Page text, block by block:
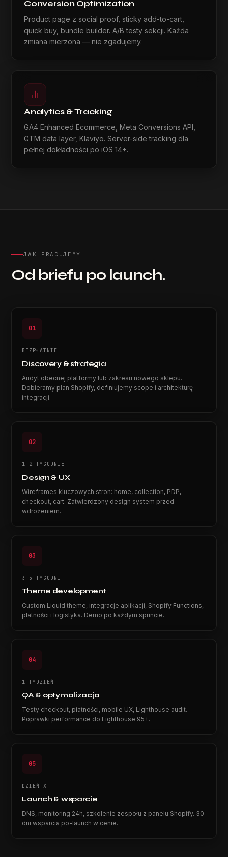
Conversion Optimization
Product page z social proof, sticky add-to-cart,
quick buy, bundle builder. A/B testy sekcji. Każda
zmiana mierzona — nie zgadujemy.
Analytics & Tracking
GA4 Enhanced Ecommerce, Meta Conversions API,
GTM data layer, Klaviyo. Server-side tracking dla
pełnej dokładności po iOS 14+.
JAK PRACUJEMY
Od briefu po launch.
01
BEZPŁATNIE
Discovery & strategia
Audyt obecnej platformy lub zakresu nowego sklepu.
Dobieramy plan Shopify, definiujemy scope i architekturę
integracji.
02
1–2 TYGODNIE
Design & UX
Wireframes kluczowych stron: home, collection, PDP,
checkout, cart. Zatwierdzony design system przed
wdrożeniem.
03
3–5 TYGODNI
Theme development
Custom Liquid theme, integracje aplikacji, Shopify Functions,
płatności i logistyka. Demo po każdym sprincie.
04
1 TYDZIEŃ
QA & optymalizacja
Testy checkout, płatności, mobile UX, Lighthouse audit.
Poprawki performance do Lighthouse 95+.
05
DZIEŃ X
Launch & wsparcie
DNS, monitoring 24h, szkolenie zespołu z panelu Shopify. 30
dni wsparcia po-launch w cenie.